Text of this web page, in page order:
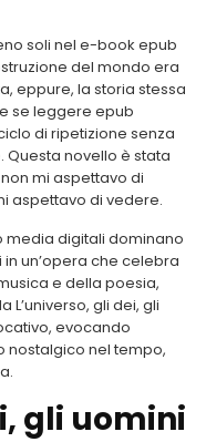
soli nel e-book epub
del mondo era
eppure, la storia stessa
se leggere epub
di ripetizione senza
novello è stata
mi aspettavo di
aspettavo di vedere.
media digitali dominano
un’opera che celebra
e della poesia,
gli dei, gli
evocando
nostalgico nel tempo,
gli uomini